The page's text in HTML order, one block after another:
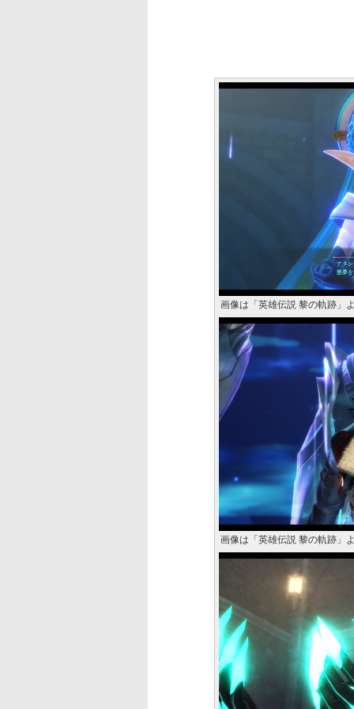
画像は「英雄伝説 黎の軌跡」
画像は「英雄伝説 黎の軌跡」